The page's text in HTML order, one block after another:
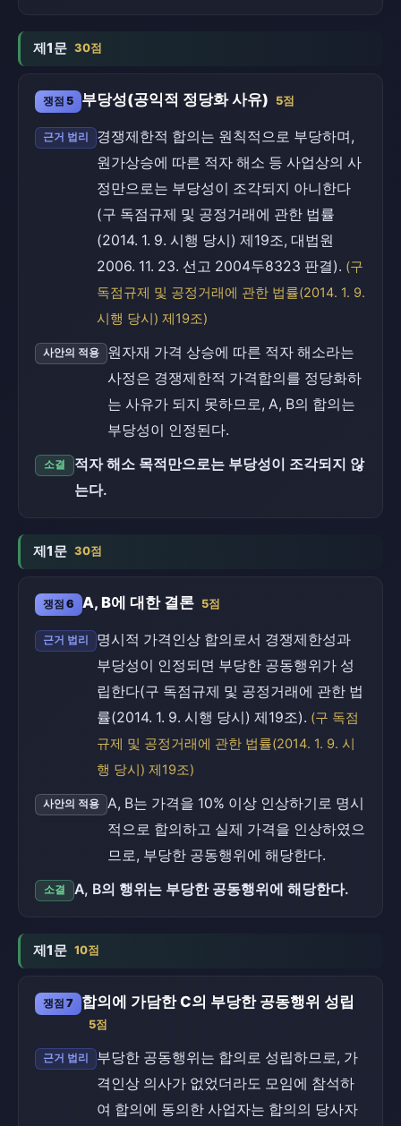
제1문 30점
쟁점 5 부당성(공익적 정당화 사유) 5점
근거 법리
경쟁제한적 합의는 원칙적으로 부당하며,
원가상승에 따른 적자 해소 등 사업상의 사
정만으로는 부당성이 조각되지 아니한다
(구 독점규제 및 공정거래에 관한 법률
(2014. 1. 9. 시행 당시) 제19조, 대법원
2006. 11. 23. 선고 2004두8323 판결). (구
독점규제 및 공정거래에 관한 법률(2014. 1. 9.
시행 당시) 제19조)
사안의 적용
원자재 가격 상승에 따른 적자 해소라는
사정은 경쟁제한적 가격합의를 정당화하
는 사유가 되지 못하므로, A, B의 합의는
부당성이 인정된다.
소결
적자 해소 목적만으로는 부당성이 조각되지 않
는다.
제1문 30점
쟁점 6 A, B에 대한 결론 5점
근거 법리
명시적 가격인상 합의로서 경쟁제한성과
부당성이 인정되면 부당한 공동행위가 성
립한다(구 독점규제 및 공정거래에 관한 법
률(2014. 1. 9. 시행 당시) 제19조). (구 독점
규제 및 공정거래에 관한 법률(2014. 1. 9. 시
행 당시) 제19조)
사안의 적용
A, B는 가격을 10% 이상 인상하기로 명시
적으로 합의하고 실제 가격을 인상하였으
므로, 부당한 공동행위에 해당한다.
소결 A, B의 행위는 부당한 공동행위에 해당한다.
제1문 10점
쟁점 7 합의에 가담한 C의 부당한 공동행위 성립
5점
근거 법리
부당한 공동행위는 합의로 성립하므로, 가
격인상 의사가 없었더라도 모임에 참석하
여 합의에 동의한 사업자는 합의의 당사자